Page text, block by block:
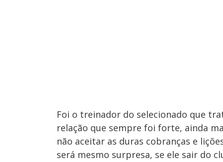
Foi o treinador do selecionado que
relação que sempre foi forte, ainda
não aceitar as duras cobranças e
será mesmo surpresa, se ele sair do